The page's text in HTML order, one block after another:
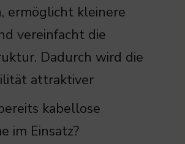
ermöglicht kleinere
vereinfacht die
Dadurch wird die
attraktiver
kabellose
im Einsatz?